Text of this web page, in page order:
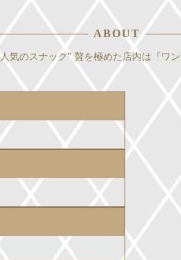
ABOUT
気のスナック" 贅を極めた店内は『ワ